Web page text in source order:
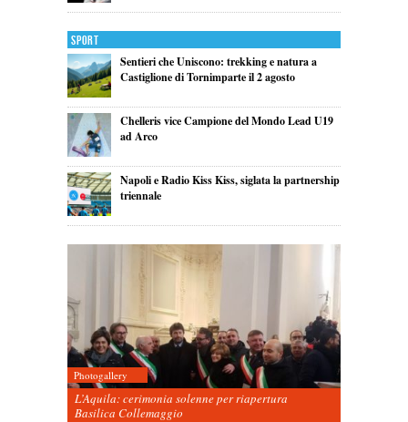
Sport
Sentieri che Uniscono: trekking e natura a
Castiglione di Tornimparte il 2 agosto
Chelleris vice Campione del Mondo Lead U19
ad Arco
Napoli e Radio Kiss Kiss, siglata la partnership
triennale
Photogallery
L’Aquila: cerimonia solenne per riapertura
Basilica Collemaggio